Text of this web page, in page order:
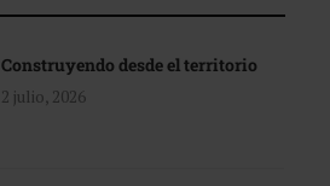
Construyendo desde el territorio
2 julio, 2026